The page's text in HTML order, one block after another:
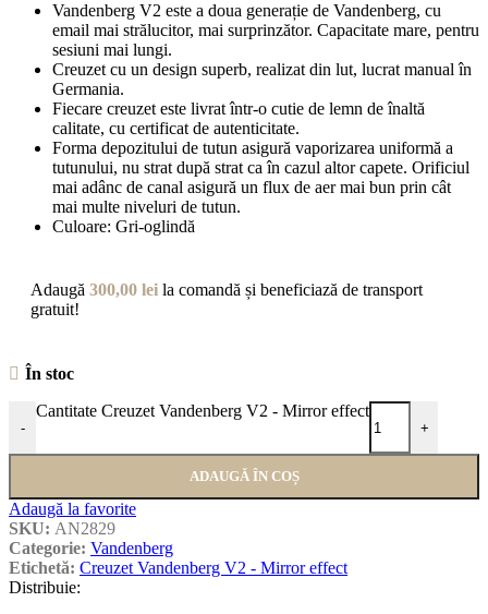
Vandenberg V2 este a doua generație de Vandenberg, cu
email mai strălucitor, mai surprinzător. Capacitate mare, pentru
sesiuni mai lungi.
Creuzet cu un design superb, realizat din lut, lucrat manual în
Germania.
Fiecare creuzet este livrat într-o cutie de lemn de înaltă
calitate, cu certificat de autenticitate.
Forma depozitului de tutun asigură vaporizarea uniformă a
tutunului, nu strat după strat ca în cazul altor capete. Orificiul
mai adânc de canal asigură un flux de aer mai bun prin cât
mai multe niveluri de tutun.
Culoare: Gri-oglindă
Adaugă 300,00 lei la comandă și beneficiază de transport
gratuit!
În stoc
-
Cantitate Creuzet Vandenberg V2 - Mirror effect
+
ADAUGĂ ÎN COȘ
Adaugă la favorite
SKU: AN2829
Categorie: Vandenberg
Etichetă: Creuzet Vandenberg V2 - Mirror effect
Distribuie: